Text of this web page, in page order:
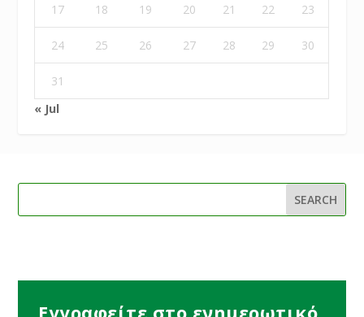
17 18 19 20 21 22 23
24 25 26 27 28 29 30
31
« Jul
Εγγραφείτε στο ενημερωτικό